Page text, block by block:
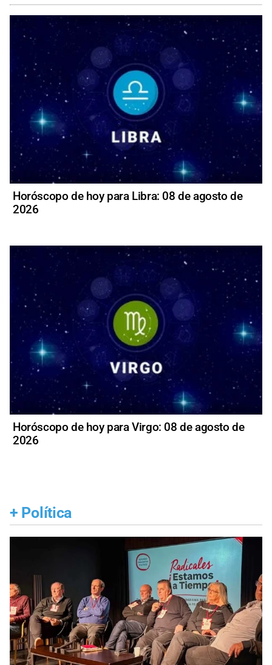
Horóscopo de hoy para Libra: 08 de agosto de
2026
Horóscopo de hoy para Virgo: 08 de agosto de
2026
+ Política